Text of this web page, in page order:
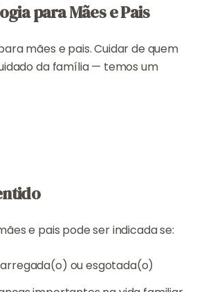
para Mães e Pais
mães e pais. Cuidar de quem
da família — temos um
e pais pode ser indicada se:
ou esgotada(o)